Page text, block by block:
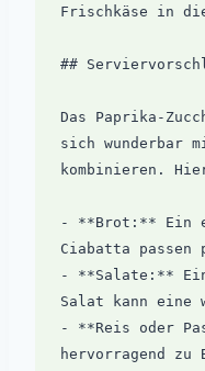
Frischkäse in
##
Das Paprika-
sich wunderbar
kombinieren.
- **Brot:** Ein
Ciabatta passen
- **Salate:**
Salat kann eine
- **Reis oder
hervorragend